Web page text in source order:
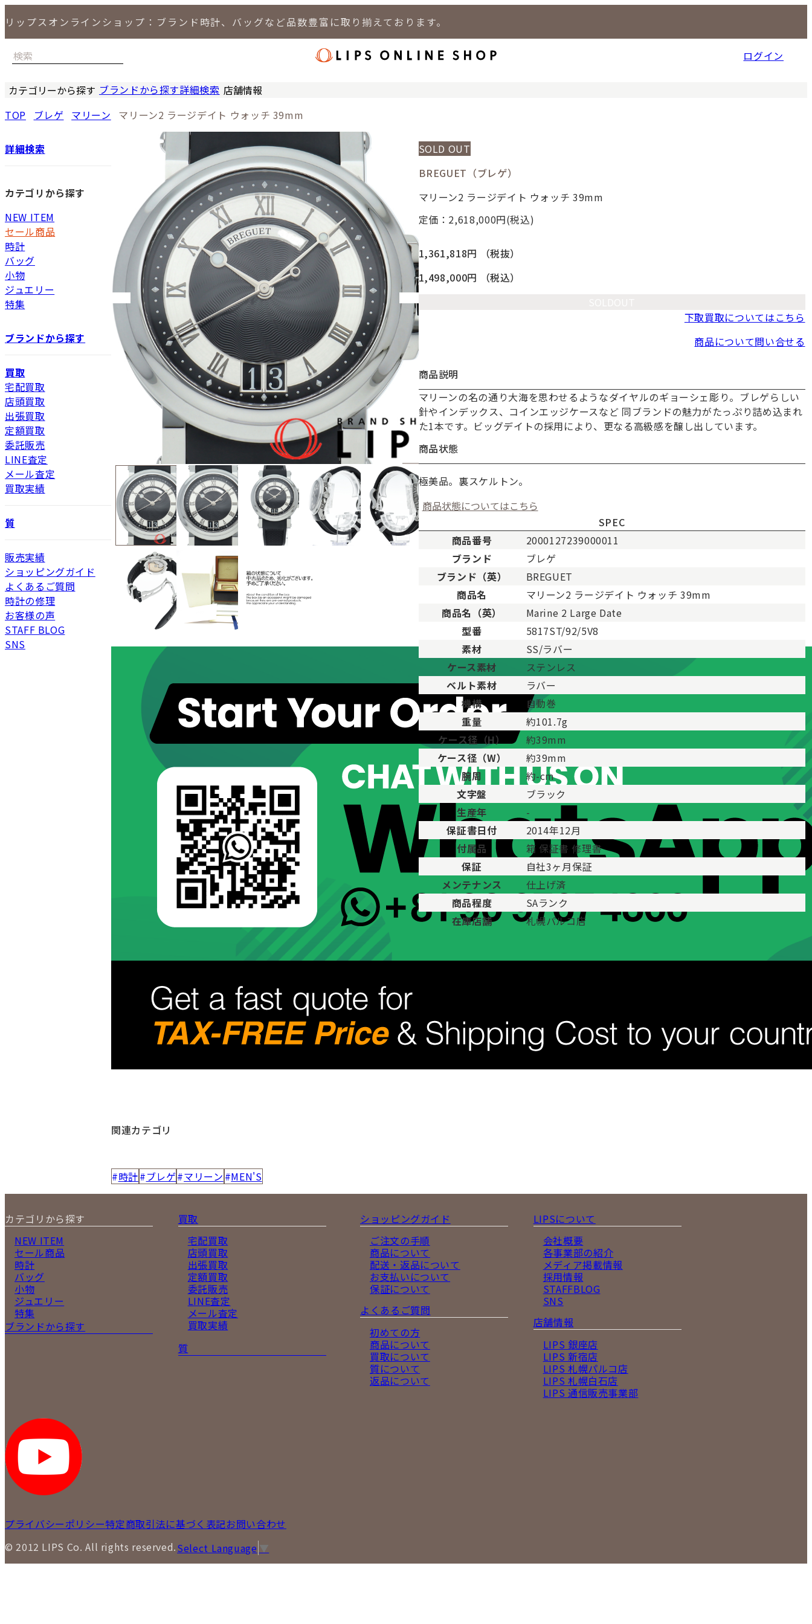
リップスオンラインショップ：ブランド時計、バッグなど品数豊富に取り揃えております。
ログイン
カテゴリーから探す ブランドから探す詳細検索 店舗情報
TOP ブレゲ マリーン マリーン2 ラージデイト ウォッチ 39mm
詳細検索
カテゴリから探す
NEW ITEM
セール商品
時計
バッグ
小物
ジュエリー
特集
ブランドから探す
買取
宅配買取
店頭買取
出張買取
定額買取
委託販売
LINE査定
メール査定
買取実績
質
販売実績
ショッピングガイド
よくあるご質問
時計の修理
お客様の声
STAFF BLOG
SNS
SOLD OUT
BREGUET（ブレゲ）
マリーン2 ラージデイト ウォッチ 39mm
定価：2,618,000円(税込)
1,361,818円
（税抜）
1,498,000円
（税込）
下取買取についてはこちら
商品について問い合せる
お買い物を続ける カートへ進む
商品説明
マリーンの名の通り大海を思わせるようなダイヤルのギョーシェ彫り。ブレゲらしい
針やインデックス、コインエッジケースなど 同ブランドの魅力がたっぷり詰め込まれ
た1本です。ビッグデイトの採用により、更なる高級感を醸し出しています。
商品状態
極美品。裏スケルトン。
商品状態についてはこちら
新品
新品状態。
未使用
展示品などの未使用品。
SAランク
未使用同様品。数回使用した程度、もしくは新品に近い状態の商品。
僅かな傷、汚れはありますが比較的程度の良い商品。
ABランク
少々使用感はありますが、キズや汚れが少なめで比較的状態の良い商品。
Bランク 一般的な使用感があり、傷・汚れがあるが使用に支障が無い商品。
BCランク
とても使用感のある商品。傷や汚れなどがあり、目立つ場合があります。
Cランク
色濃く使用感があり、傷や汚れが多く目立つ場合があります。
SPEC
商品番号
2000127239000011
ブランド
ブレゲ
ブランド（英）
BREGUET
商品名
マリーン2 ラージデイト ウォッチ 39mm
商品名（英）
Marine 2 Large Date
型番
5817ST/92/5V8
素材
SS/ラバー
ケース素材
ステンレス
ベルト素材
ラバー
機構
自動巻
重量
約101.7g
ケース径（H）
約39mm
ケース径（W）
約39mm
腕周
約-cm
文字盤
ブラック
生産年
-
保証書日付
2014年12月
付属品
箱 保証書 修理書
保証
自社3ヶ月保証
メンテナンス
仕上げ済
商品程度
SAランク
在庫店舗
札幌パルコ店
関連カテゴリ
時計 ブレゲ マリーン MEN'S
カテゴリから探す
NEW ITEM
セール商品
時計
バッグ
小物
ジュエリー
特集
ブランドから探す
買取
宅配買取
店頭買取
出張買取
定額買取
委託販売
LINE査定
メール査定
買取実績
質
ショッピングガイド
ご注文の手順
商品について
配送・返品について
お支払いについて
保証について
よくあるご質問
初めての方
商品について
買取について
質について
返品について
LIPSについて
会社概要
各事業部の紹介
メディア掲載情報
採用情報
STAFFBLOG
SNS
店舗情報
LIPS 銀座店
LIPS 新宿店
LIPS 札幌パルコ店
LIPS 札幌白石店
LIPS 通信販売事業部
プライバシーポリシー特定商取引法に基づく表記お問い合わせ
© 2012 LIPS Co. All rights reserved.Select Language ▼